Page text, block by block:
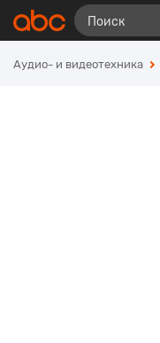
Аудио- и видеотехника